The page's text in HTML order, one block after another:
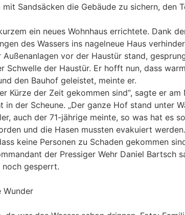
Sandsäcken die Gebäude zu sichern,
ein neues Wohnhaus errichtete. Dank
des Wassers ins nagelneue Haus
vor der Haustür stand,
der Haustür. Er hofft nun, dass
den Bauhof geleistet, meinte er.
Kürze der Zeit gekommen sind“, sagte er
der Scheune. „Der ganze Hof stand unter
auch der 71-jährige meinte, so was hat es
und die Hasen mussten evakuiert
keine Personen zu Schaden gekommen
der Pressiger Wehr Daniel
noch gesperrt.
Wunder